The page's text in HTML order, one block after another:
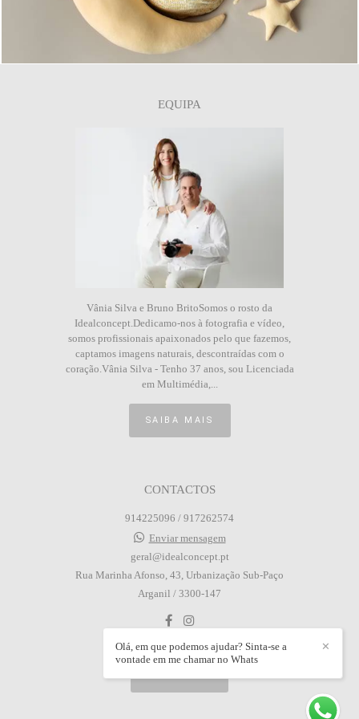
EQUIPA
Vânia Silva e Bruno BritoSomos o rosto da
Idealconcept.Dedicamo-nos à fotografia e vídeo,
somos profissionais apaixonados pelo que fazemos,
captamos imagens naturais, descontraídas com o
coração.Vânia Silva - Tenho 37 anos, sou Licenciada
em Multimédia,...
SAIBA MAIS
CONTACTOS
914225096 / 917262574
Enviar mensagem
geral@idealconcept.pt
Rua Marinha Afonso, 43, Urbanização Sub-Paço
Arganil / 3300-147
✕
Olá, em que podemos ajudar? Sinta-se a
vontade em me chamar no Whats